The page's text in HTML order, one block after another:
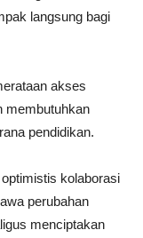
langsung bagi
akses
membutuhkan
pendidikan.
kolaborasi
perubahan
menciptakan